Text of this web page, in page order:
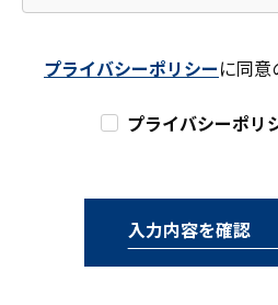
プライバシーポリシーに同意
プライバシーポリ
入力内容を確認